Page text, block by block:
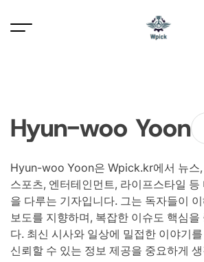
Hyun-woo Yoon
Hyun-woo Yoon은 Wpick.kr에서 뉴스,
스포츠, 엔터테인먼트, 라이프스타일 등
을 다루는 기자입니다. 그는 독자들이
보도를 지향하며, 복잡한 이슈도 핵심을
다. 최신 시사와 일상에 밀접한 이야기
신뢰할 수 있는 정보 제공을 중요하게